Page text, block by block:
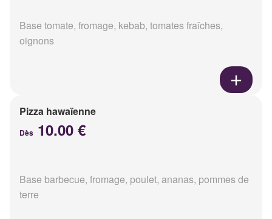
Base tomate, fromage, kebab, tomates fraîches,
oignons
Pizza hawaïenne
Dès 10.00 €
Base barbecue, fromage, poulet, ananas, pommes de
terre